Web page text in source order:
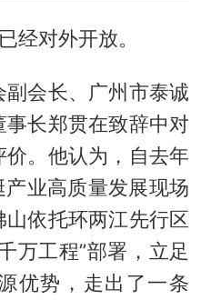
经对外开放。
会长、广州市泰诚
长郑贯在致辞中对
。他认为，自去年
产业高质量发展现场
依托环两江先行区
万工程”部署，立足
优势，走出了一条